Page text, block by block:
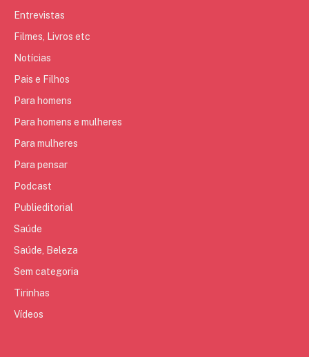
Entrevistas
Filmes, Livros etc
Notícias
Pais e Filhos
Para homens
Para homens e mulheres
Para mulheres
Para pensar
Podcast
Publieditorial
Saúde
Saúde, Beleza
Sem categoria
Tirinhas
Vídeos